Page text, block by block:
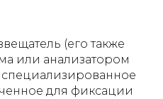
(его также
или анализатором
для фиксации